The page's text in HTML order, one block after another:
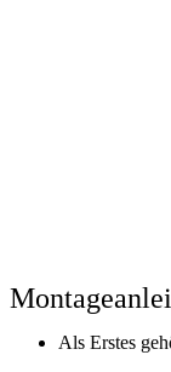
Als Erstes